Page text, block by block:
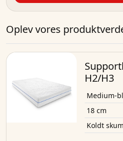
Oplev vores
H2/H3
Medium-
18 cm
Koldt skum